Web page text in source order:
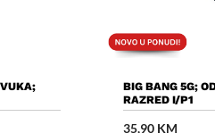
BIG BANG 5G;
RAZRED I/P1
35,90 KM